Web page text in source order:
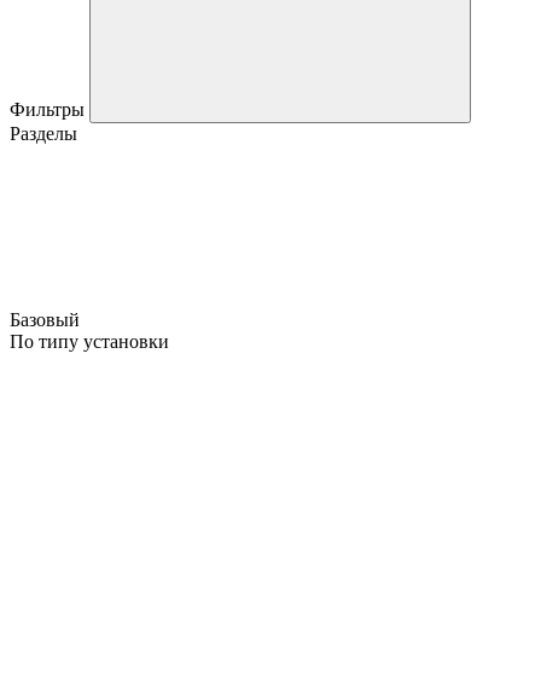
Фильтры
Разделы
Базовый
По типу установки